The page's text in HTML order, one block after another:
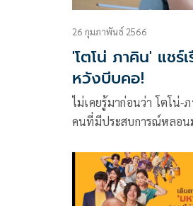
26 กุมภาพันธ์ 2566
'โตโน่ ภาคิน' แชร์
หวังบีบคอ!
ไม่เคยรู้มาก่อนว่า โตโน่-ภาคิน คำวิลัยศักดิ์ จะกลายเป็น
คนที่มีประสบการณ์หลอน
โปรโมทภาพยนตร์ขุนพั
ประสบการณ์หลอนและ
ฟังถึง 3 เรื่องด้วยกัน!